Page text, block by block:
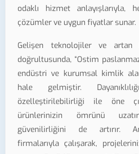
odaklı hizmet anlayışlarıyla,
çözümler ve uygun fiyatlar sunar.
Gelişen teknolojiler ve artan
doğrultusunda, “Ostim
endüstri ve kurumsal kimlik
hale gelmiştir.
özelleştirilebilirliği ile öne
ürünlerinizin ömrünü
güvenilirliğini de artırır.
firmalarıyla çalışarak,